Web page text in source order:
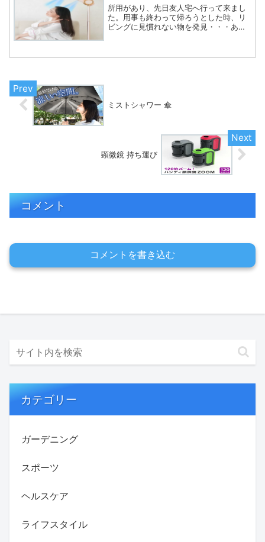
所用があり、先日友人宅へ行って来まし
た。用事も終わって帰ろうとした時、リ
ビングに見慣れない物を発見・・・あり
ミストシャワー 傘
顕微鏡 持ち運び
コメント
コメントを書き込む
カテゴリー
ガーデニング
スポーツ
ヘルスケア
ライフスタイル